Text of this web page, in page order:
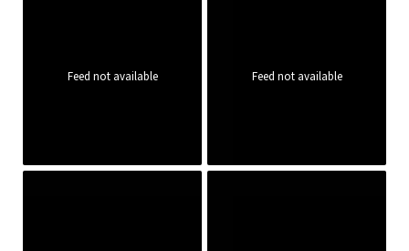
Feed not available Feed not available